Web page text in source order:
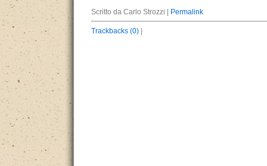
Scritto da Carlo Strozzi | Permalink
Trackbacks (0)|